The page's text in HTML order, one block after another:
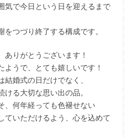
気で今日という日を迎えるまで
つづり終了する構成です。
ありがとうございます！
ようで、とても嬉しいです！
婚式の日だけでなく、
ける大切な思い出の品。
、何年経っても色褪せない
ていただけるよう、心を込めて